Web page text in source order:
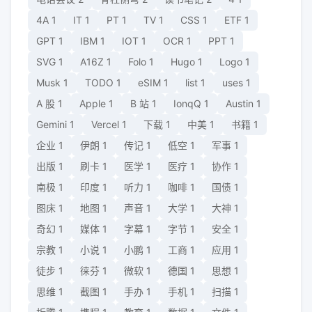
4A 1 IT 1 PT 1 TV 1 CSS 1 ETF 1
GPT 1 IBM 1 IOT 1 OCR 1 PPT 1
SVG 1 A16Z 1 Folo 1 Hugo 1 Logo 1
Musk 1 TODO 1 eSIM 1 list 1 uses 1
A 股 1 Apple 1 B 站 1 IonqQ 1 Austin 1
Gemini 1 Vercel 1 下载 1 中美 1 书籍 1
企业 1 伊朗 1 传记 1 低空 1 军事 1
出版 1 刷卡 1 医学 1 医疗 1 协作 1
南极 1 印度 1 听力 1 咖啡 1 国债 1
图床 1 地图 1 声音 1 大学 1 大神 1
奇幻 1 媒体 1 字幕 1 字节 1 安全 1
宗教 1 小说 1 小鹏 1 工商 1 应用 1
徒步 1 徕芬 1 微软 1 德国 1 思想 1
思维 1 截图 1 手办 1 手机 1 扫描 1